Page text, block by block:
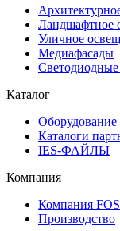
Ландшафтное
Уличное
Медиафасады
Каталог
Оборудование
Каталоги
IES-ФАЙЛЫ
Компания
Компания
Производство